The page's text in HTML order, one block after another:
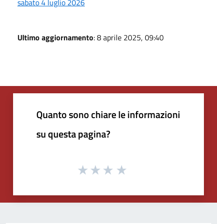
Ultimo aggiornamento: 8 aprile 2025, 09:40
Quanto sono chiare le informazioni
su questa pagina?